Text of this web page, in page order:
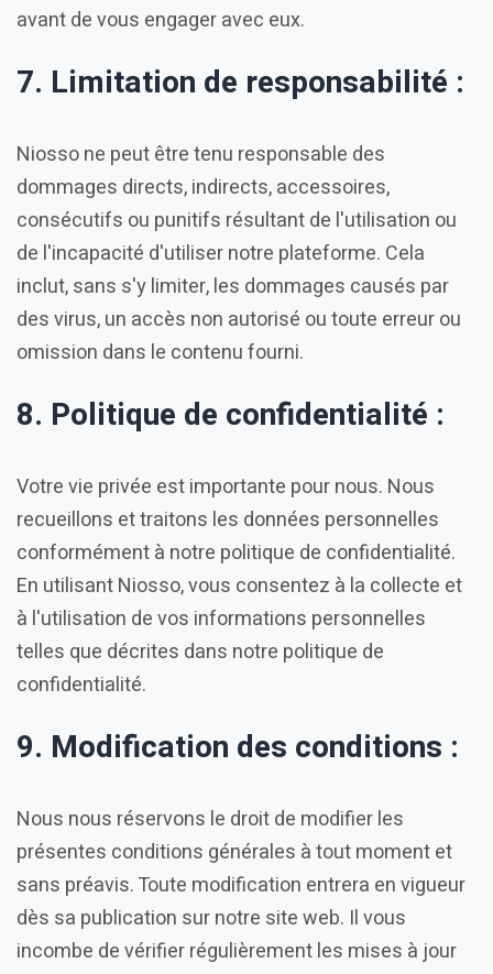
avant de vous engager avec eux.
7. Limitation de responsabilité :
Niosso ne peut être tenu responsable des
dommages directs, indirects, accessoires,
consécutifs ou punitifs résultant de l'utilisation ou
de l'incapacité d'utiliser notre plateforme. Cela
inclut, sans s'y limiter, les dommages causés par
des virus, un accès non autorisé ou toute erreur ou
omission dans le contenu fourni.
8. Politique de confidentialité :
Votre vie privée est importante pour nous. Nous
recueillons et traitons les données personnelles
conformément à notre politique de confidentialité.
En utilisant Niosso, vous consentez à la collecte et
à l'utilisation de vos informations personnelles
telles que décrites dans notre politique de
confidentialité.
9. Modification des conditions :
Nous nous réservons le droit de modifier les
présentes conditions générales à tout moment et
sans préavis. Toute modification entrera en vigueur
dès sa publication sur notre site web. Il vous
incombe de vérifier régulièrement les mises à jour